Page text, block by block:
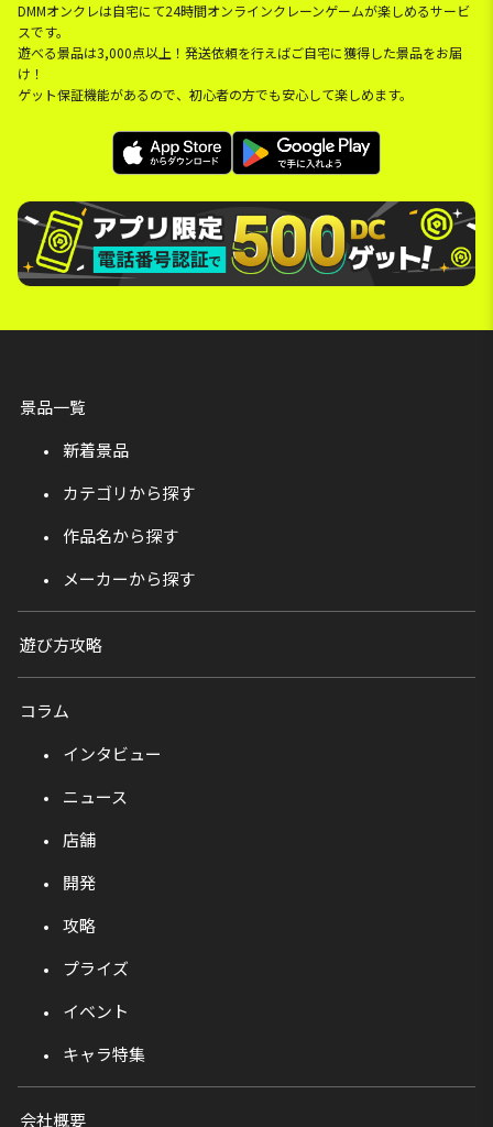
DMMオンクレは自宅にて24時間オンラインクレーンゲームが楽しめるサービ
スです。
遊べる景品は3,000点以上！発送依頼を行えばご自宅に獲得した景品をお届
け！
ゲット保証機能があるので、初心者の方でも安心して楽しめます。
景品一覧
新着景品
カテゴリから探す
作品名から探す
メーカーから探す
遊び方攻略
コラム
インタビュー
ニュース
店舗
開発
攻略
プライズ
イベント
キャラ特集
会社概要